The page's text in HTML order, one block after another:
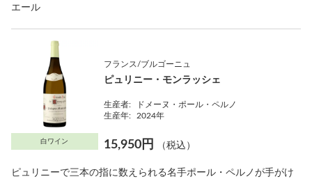
エール
白ワイン
フランス/ブルゴーニュ
ピュリニー・モンラッシェ
生産者:
ドメーヌ・ポール・ペルノ
生産年:
2024年
15,950円 （税込）
ピュリニーで三本の指に数えられる名手ポール・ペルノが手がけ